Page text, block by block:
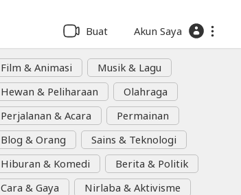
Buat Akun Saya
Film & Animasi
Musik & Lagu
Hewan & Peliharaan
Olahraga
Perjalanan & Acara
Permainan
Blog & Orang
Sains & Teknologi
Hiburan & Komedi
Berita & Politik
Cara & Gaya
Nirlaba & Aktivisme